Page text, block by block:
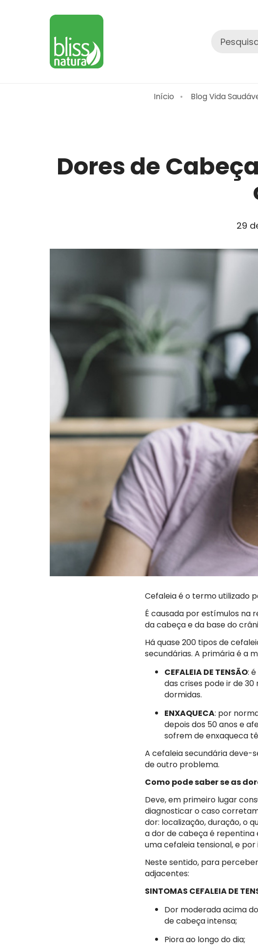
Início Blog Vida
Dores de
29
Cefaleia é o termo utilizado
É causada por estímulos na
da cabeça e da base do
Há quase 200 tipos de
secundárias. A primária é a
CEFALEIA DE TENSÃO:
das crises pode ir de
dormidas.
ENXAQUECA: por
depois dos 50 anos e
sofrem de enxaqueca
A cefaleia secundária deve-
de outro problema.
Como pode saber se as
Deve, em primeiro lugar
diagnosticar o caso
dor: localização, duração, o
a dor de cabeça é repentina
uma cefaleia tensional, e
Neste sentido, para
adjacentes:
SINTOMAS CEFALEIA DE
Dor moderada acima
de cabeça intensa;
Piora ao longo do dia;